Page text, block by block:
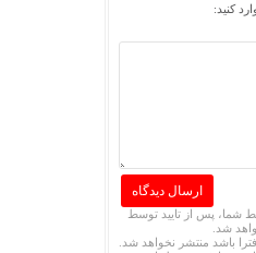
کنید:
شما، پس از تایید توسط
شد.
باشد منتشر نخواهد شد.